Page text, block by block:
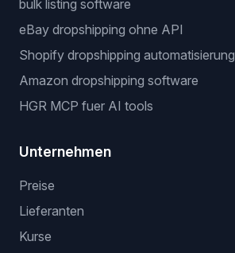
bulk listing software
eBay dropshipping ohne API
Shopify dropshipping automatisierung
Amazon dropshipping software
HGR MCP fuer AI tools
Unternehmen
Preise
Lieferanten
Kurse